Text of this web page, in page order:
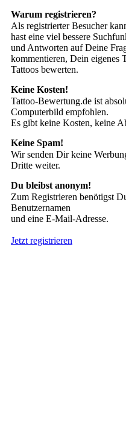
Warum registrieren?
Als registrierter Besucher
hast eine viel bessere
und Antworten auf Deine
kommentieren, Dein eigenes
Tattoos bewerten.
Keine Kosten!
Tattoo-Bewertung.de ist
Computerbild empfohlen.
Es gibt keine Kosten, keine
Keine Spam!
Wir senden Dir keine
Dritte weiter.
Du bleibst anonym!
Zum Registrieren benötigst
Benutzernamen
und eine E-Mail-Adresse.
Jetzt registrieren